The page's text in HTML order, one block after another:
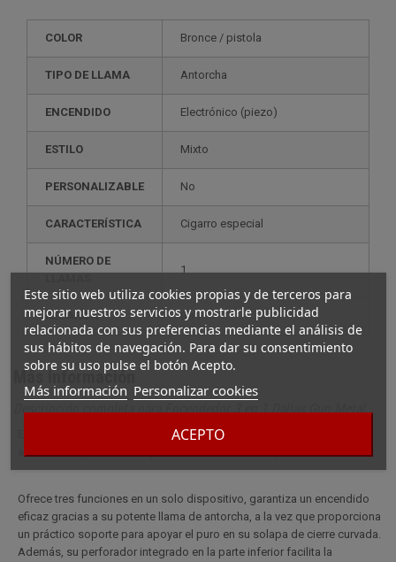
Este sitio web utiliza cookies propias y de terceros para
mejorar nuestros servicios y mostrarle publicidad
relacionada con sus preferencias mediante el análisis de
sus hábitos de navegación. Para dar su consentimiento
sobre su uso pulse el botón Acepto.
Más información Personalizar cookies
ACEPTO
COLOR bronce / pistola
TIPO DE LLAMA Antorcha
ENCENDIDO electrónico (piezo)
ESTILO mixto
PERSONALIZABLE no
CARACTERÍSTICA cigarro especial
NÚMERO DE
1
RECARGA gas
Más información
Descripción completa para Encendedor 3 en 1 Dallas Gun Metal
El Dallas Cigar Lighter, con su diseño alargado y cúbico, es un
accesorio imprescindible para los amantes de los puros.
Ofrece tres funciones en un solo dispositivo, garantiza un encendido
eficaz gracias a su potente llama de antorcha, a la vez que proporciona
un práctico soporte para apoyar el puro en su solapa de cierre curvada.
Además, su perforador integrado en la parte inferior facilita la